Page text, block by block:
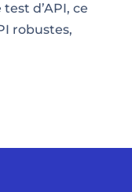
d’API, ce
robustes,